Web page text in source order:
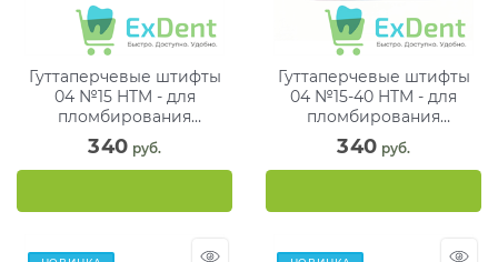
Гуттаперчевые штифты
04 №15 HTM - для
пломбирования
корневых каналов (60 шт)
340 руб.
Гуттаперчевые штифты
04 №15-40 HTM - для
пломбирования
корневых каналов (60 шт)
340 руб.